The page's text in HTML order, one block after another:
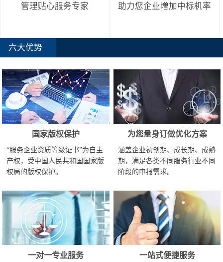
管理贴心服务专家
助力您企业增加中标机率
六大优势
国家版权保护
“服务企业资质等级证书”为自主
产权，受中国人民共和国国家版
权局的版权保护。
为您量身订做优化方案
涵盖企业初创期、成长期、成熟
期，满足各类不同服务行业不同
阶段的申报需求。
一对一专业服务 一站式便捷服务